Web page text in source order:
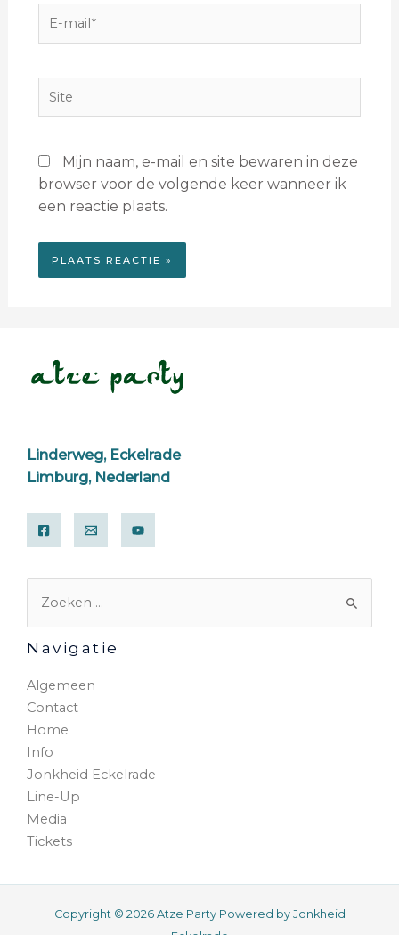
Mijn naam, e-mail en site bewaren in deze
browser voor de volgende keer wanneer ik
een reactie plaats.
Linderweg, Eckelrade
Limburg, Nederland
Navigatie
Algemeen
Contact
Home
Info
Jonkheid Eckelrade
Line-Up
Media
Tickets
Copyright © 2026 Atze Party Powered by Jonkheid